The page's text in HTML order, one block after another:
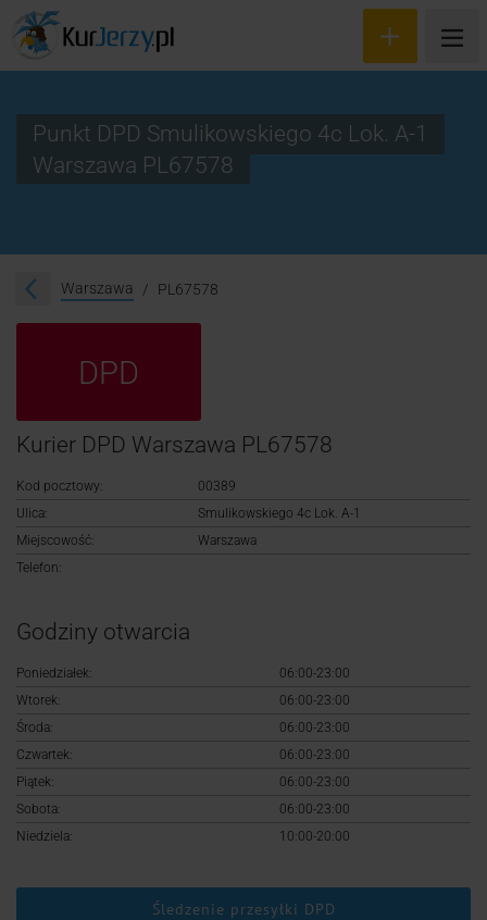
Śledzenie przesyłki
Logowanie
Punkt DPD Smulikowskiego 4c Lok. A-1
Warszawa PL67578
Warszawa PL67578
DPD
Kurier DPD Warszawa PL67578
Kod pocztowy:
00389
Ulica:
Smulikowskiego 4c Lok. A-1
Miejscowość:
Warszawa
Telefon:
Godziny otwarcia
Poniedziałek:
06:00-23:00
Wtorek:
06:00-23:00
Środa:
06:00-23:00
Czwartek:
06:00-23:00
Piątek:
06:00-23:00
Sobota:
06:00-23:00
Niedziela:
10:00-20:00
Śledzenie przesyłki DPD